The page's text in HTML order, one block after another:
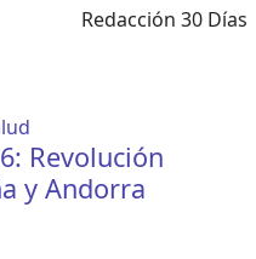
Redacción 30 Días
Revolución
y Andorra